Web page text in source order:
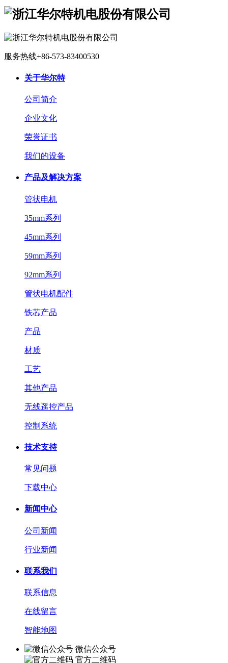
服务热线+86-573-83400530
关于华尔特
公司简介
企业文化
荣誉证书
我们的设备
产品及解决方案
管状电机
35mm系列
45mm系列
59mm系列
92mm系列
管状电机配件
铁芯产品
产品
材质
工艺
其他产品
无线遥控产品
控制系统
技术支持
常见问题
下载中心
新闻中心
公司新闻
行业新闻
联系我们
联系信息
在线留言
智能地图
微信公众号
官方二维码